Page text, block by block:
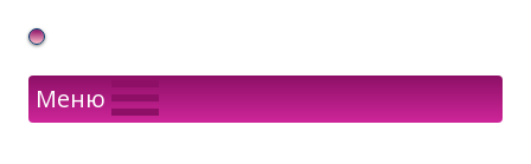
Gif Открытки в подарок
Меню